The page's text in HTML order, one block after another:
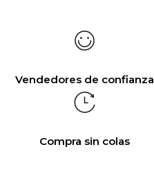
Vendedores de confianza
Compra sin colas